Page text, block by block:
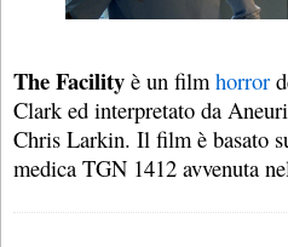
The Facility è un filmhorror
Clark ed interpretato da
Chris Larkin. Il film è basato
medica TGN 1412 avvenuta